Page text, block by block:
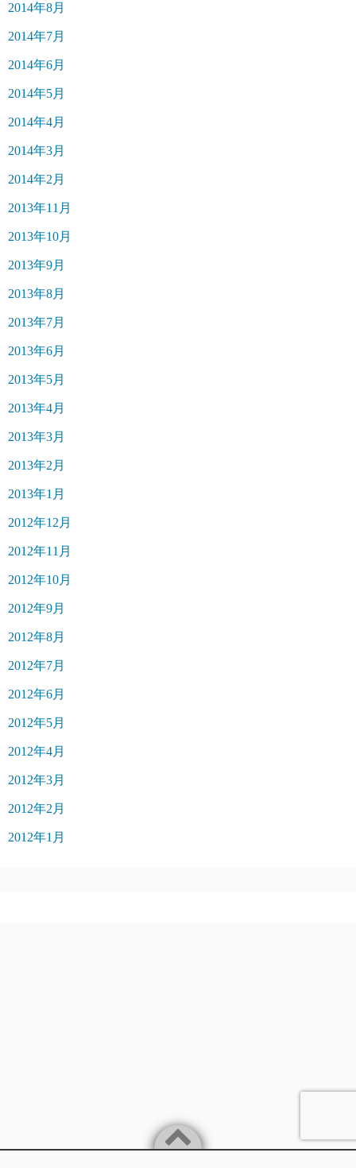
2014年8月
2014年7月
2014年6月
2014年5月
2014年4月
2014年3月
2014年2月
2013年11月
2013年10月
2013年9月
2013年8月
2013年7月
2013年6月
2013年5月
2013年4月
2013年3月
2013年2月
2013年1月
2012年12月
2012年11月
2012年10月
2012年9月
2012年8月
2012年7月
2012年6月
2012年5月
2012年4月
2012年3月
2012年2月
2012年1月